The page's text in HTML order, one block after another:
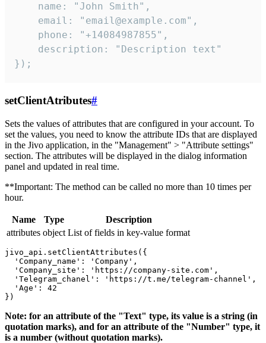
    name: "John Smith",
    email: "email@example.com",
    phone: "+14084987855",
    description: "Description text"
});
setClientAtributes#
Sets the values ​​of attributes that are configured in your account. To
set the values, you need to know the attribute IDs that are displayed
in the Jivo application, in the "Management" > "Attribute settings"
section. The attributes will be displayed in the dialog information
panel and updated in real time.
**Important: The method can be called no more than 10 times per
hour.
Name Type
Description
attributes object List of fields in key-value format
jivo_api.setClientAttributes({
  'Company_name': 'Company',
  'Company_site': 'https://company-site.com',
  'Telegram_chanel': 'https://t.me/telegram-channel',
  'Age': 42
Note: for an attribute of the "Text" type, its value is a string (in
quotation marks), and for an attribute of the "Number" type, it
is a number (without quotation marks).